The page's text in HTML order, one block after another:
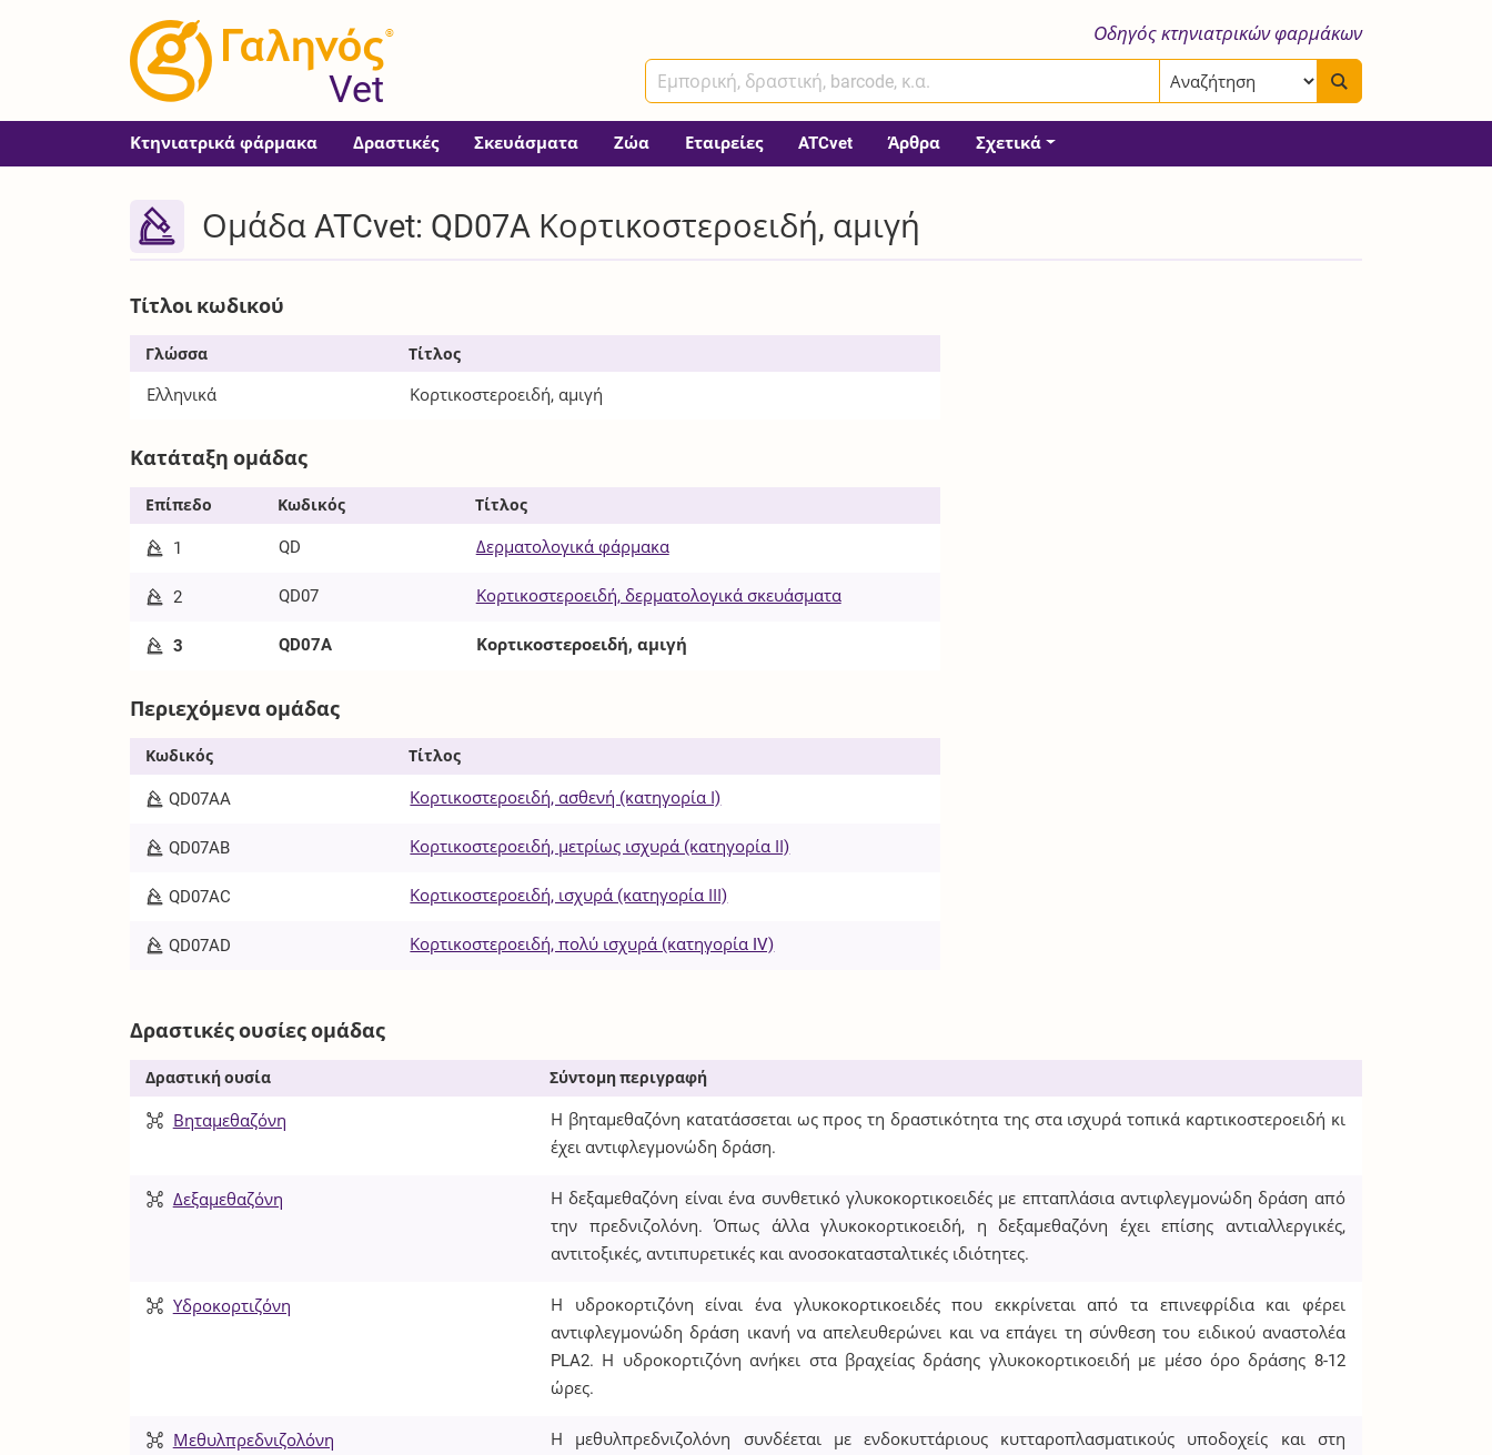
®
Vet
Οδηγός κτηνιατρικών φαρμάκων
Κτηνιατρικά φάρμακα Δραστικές Σκευάσματα Ζώα Εταιρείες ATCvet Άρθρα Σχετικά
Ομάδα ATCvet: QD07A Κορτικοστεροειδή, αμιγή
Τίτλοι κωδικού
Γλώσσα Τίτλος
Ελληνικά Κορτικοστεροειδή, αμιγή
Κατάταξη ομάδας
Επίπεδο Κωδικός Τίτλος
1 QD Δερματολογικά φάρμακα
2 QD07 Κορτικοστεροειδή, δερματολογικά σκευάσματα
3 QD07A Κορτικοστεροειδή, αμιγή
Περιεχόμενα ομάδας
Κωδικός Τίτλος
QD07AA Κορτικοστεροειδή, ασθενή (κατηγορία Ι)
QD07AB Κορτικοστεροειδή, μετρίως ισχυρά (κατηγορία ΙΙ)
QD07AC Κορτικοστεροειδή, ισχυρά (κατηγορία ΙΙΙ)
QD07AD Κορτικοστεροειδή, πολύ ισχυρά (κατηγορία IV)
Δραστικές ουσίες ομάδας
Δραστική ουσία Σύντομη περιγραφή
Βηταμεθαζόνη
Η βηταμεθαζόνη κατατάσσεται ως προς τη δραστικότητα της στα ισχυρά τοπικά καρτικοστεροειδή κι
έχει αντιφλεγμονώδη δράση.
Δεξαμεθαζόνη
Η δεξαμεθαζόνη είναι ένα συνθετικό γλυκοκορτικοειδές με επταπλάσια αντιφλεγμονώδη δράση από
την πρεδνιζολόνη. Όπως άλλα γλυκοκορτικοειδή, η δεξαμεθαζόνη έχει επίσης αντιαλλεργικές,
αντιτοξικές, αντιπυρετικές και ανοσοκατασταλτικές ιδιότητες.
Υδροκορτιζόνη
Η υδροκορτιζόνη είναι ένα γλυκοκορτικοειδές που εκκρίνεται από τα επινεφρίδια και φέρει
αντιφλεγμονώδη δράση ικανή να απελευθερώνει και να επάγει τη σύνθεση του ειδικού αναστολέα
PLA2. Η υδροκορτιζόνη ανήκει στα βραχείας δράσης γλυκοκορτικοειδή με μέσο όρο δράσης 8-12
ώρες.
Μεθυλπρεδνιζολόνη
Η μεθυλπρεδνιζολόνη συνδέεται με ενδοκυττάριους κυτταροπλασματικούς υποδοχείς και στη